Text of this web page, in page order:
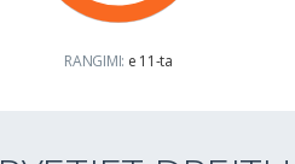
RANGIMI: e 11-ta